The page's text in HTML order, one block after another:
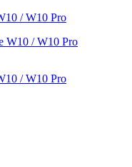
/ W10 Pro
/ W10 Pro